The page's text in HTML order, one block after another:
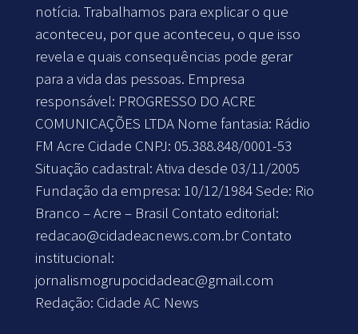
notícia. Trabalhamos para explicar o que
aconteceu, por que aconteceu, o que isso
revela e quais consequências pode gerar
para a vida das pessoas. Empresa
responsável: PROGRESSO DO ACRE
COMUNICAÇÕES LTDA Nome fantasia: Rádio
FM Acre Cidade CNPJ: 05.388.848/0001-53
Situação cadastral: Ativa desde 03/11/2005
Fundação da empresa: 10/12/1984 Sede: Rio
Branco – Acre – Brasil Contato editorial:
redacao@cidadeacnews.com.brContato
institucional:
jornalismogrupocidadeac@gmail.com
Redação: Cidade AC News